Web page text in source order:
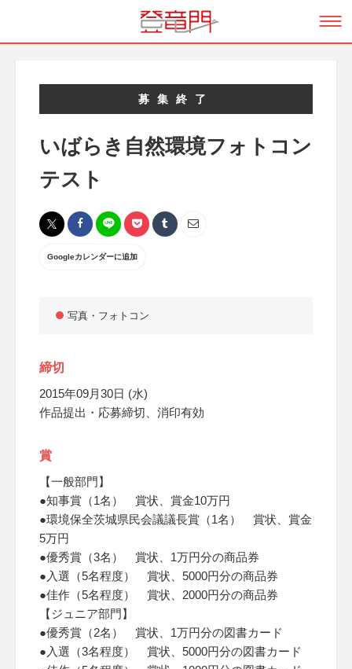
募集終了
いばらき自然環境フォトコン
テスト
Googleカレンダーに追加
写真・フォトコン
締切
2015年09月30日 (水)
作品提出・応募締切、消印有効
賞
【一般部門】
●知事賞（1名） 賞状、賞金10万円
●環境保全茨城県民会議議長賞（1名） 賞状、賞金
5万円
●優秀賞（3名） 賞状、1万円分の商品券
●入選（5名程度） 賞状、5000円分の商品券
●佳作（5名程度） 賞状、2000円分の商品券
【ジュニア部門】
●優秀賞（2名） 賞状、1万円分の図書カード
●入選（3名程度） 賞状、5000円分の図書カード